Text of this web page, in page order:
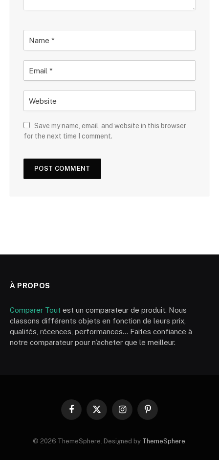
Save my name, email, and website in this browser
for the next time I comment.
À PROPOS
Comparer Tout est un comparateur de produit. Nous
classons différents objets en fonction de leurs prix,
qualités, récences, performances… Faites confiance à
notre comparateur pour n’acheter que le meilleur.
Facebook
X
InstagramPinterest
© 2026 ThemeSphere. Designed by ThemeSphere.